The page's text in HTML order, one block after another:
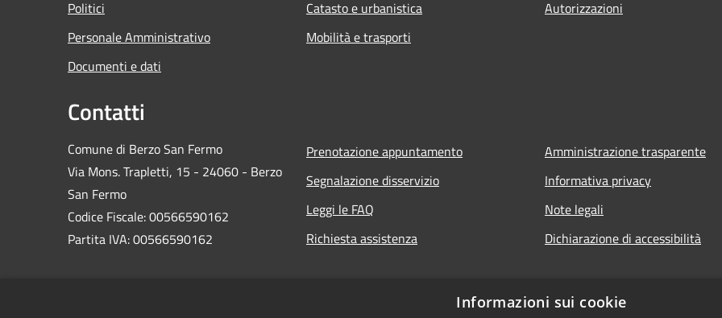
Politici
Personale Amministrativo
Documenti e dati
Catasto e urbanistica
Mobilità e trasporti
Autorizzazioni
Contatti
Comune di Berzo San Fermo
Via Mons. Trapletti, 15 - 24060 - Berzo
San Fermo
Codice Fiscale: 00566590162
Partita IVA: 00566590162
Prenotazione appuntamento
Segnalazione disservizio
Leggi le FAQ
Richiesta assistenza
Amministrazione trasparente
Informativa privacy
Note legali
Dichiarazione di accessibilità
Informazioni sui cookie